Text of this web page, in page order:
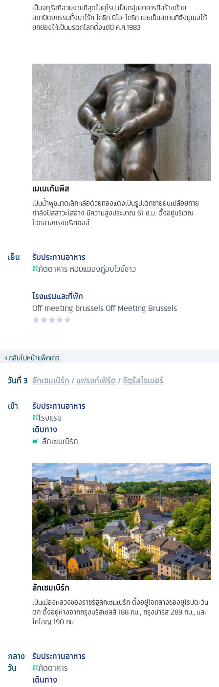
เป็นจตุรัสที่สวยงามที่สุดในยุโรป เป็นกลุ่มอาคารที่สร้างด้วย
สถาปัตยกรรมทั้งบาโร้ค โกธิค นีโอ-โกธิค และเป็นสถานที่ซึ่งยูเนสโก้
ยกย่องให้เป็นมรดกโลกตั้งแต่ปี ค.ศ.1983
เมเนเก้นพีส
เป็นน้ำพุขนาดเล็กหล่อด้วยทองแดงเป็นรูปเด็กชายยืนเปลือยกาย
กำลังปัสสาวะใส่อ่าง มีความสูงประมาณ 61 ซ.ม. ตั้งอยู่บริเวณ
ใจกลางกรุงบรัสเซลส์
เย็น
รับประทานอาหาร
ภัตตาคาร หอยแมลงภู่อบไวน์ขาว
โรงแรมและที่พัก
Off meeting brusselsOff Meeting Brussels
กลับไปหน้าแพ็คเกจ
วันที่3 ลักเซมเบิร์ก /แฟรงก์เฟิร์ต /จัตุรัสโรเมอร์
เช้า
รับประทานอาหาร
โรงแรม
เดินทาง
ลักเซมเบิร์ก
ลักเซมเบิร์ก
เป็นเมืองหลวงของราชรัฐลักเซมเบิร์ก ตั้งอยู่ใจกลางของยุโรปตะวัน
ตก ตั้งอยู่ห่างจากกรุงบรัสเซลส์ 188 กม., กรุงปารีส 289 กม., และ
โคโลญ 190 กม
กลาง
วัน
รับประทานอาหาร
ภัตตาคาร
เดินทาง